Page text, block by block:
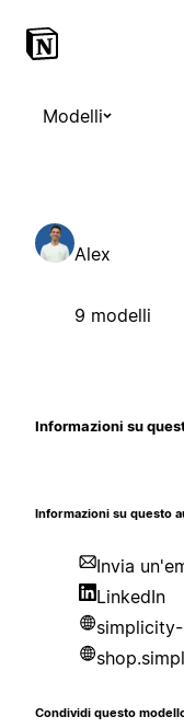
Modelli
Alex
9 modelli
Informazioni su
Informazioni su questo
Invia
LinkedIn
Condividi questo